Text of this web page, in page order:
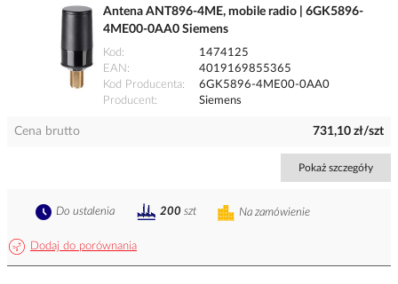
Antena ANT896-4ME, mobile radio | 6GK5896-
4ME00-0AA0 Siemens
Kod
1474125
EAN
4019169855365
Kod Producenta
6GK5896-4ME00-0AA0
Producent
Siemens
Cena brutto 731,10 zł/szt
Pokaż szczegóły
Dodaj do porównania
Na zamówienie
Do ustalenia 200 szt